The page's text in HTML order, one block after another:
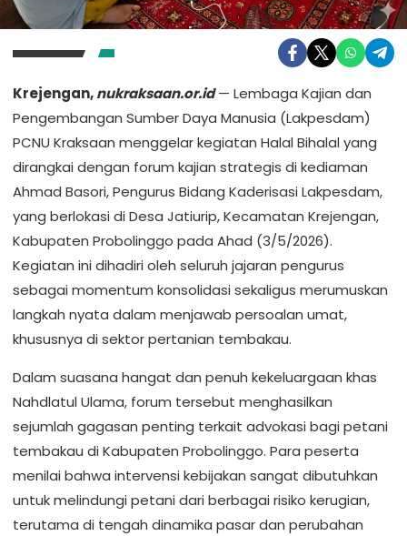
Krejengan,nukraksaan.or.id— Lembaga Kajian dan
Pengembangan Sumber Daya Manusia (Lakpesdam)
PCNU Kraksaan menggelar kegiatan Halal Bihalal yang
dirangkai dengan forum kajian strategis di kediaman
Ahmad Basori, Pengurus Bidang Kaderisasi Lakpesdam,
yang berlokasi di Desa Jatiurip, Kecamatan Krejengan,
Kabupaten Probolinggo pada Ahad (3/5/2026).
Kegiatan ini dihadiri oleh seluruh jajaran pengurus
sebagai momentum konsolidasi sekaligus merumuskan
langkah nyata dalam menjawab persoalan umat,
khususnya di sektor pertanian tembakau.
Dalam suasana hangat dan penuh kekeluargaan khas
Nahdlatul Ulama, forum tersebut menghasilkan
sejumlah gagasan penting terkait advokasi bagi petani
tembakau di Kabupaten Probolinggo. Para peserta
menilai bahwa intervensi kebijakan sangat dibutuhkan
untuk melindungi petani dari berbagai risiko kerugian,
terutama di tengah dinamika pasar dan perubahan